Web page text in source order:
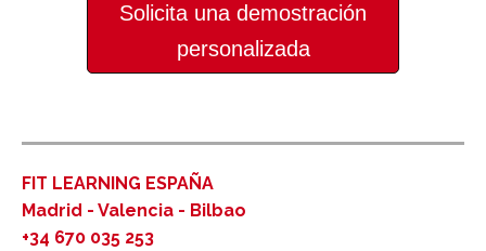
Solicita una demostración
personalizada
FIT LEARNING ESPAÑA
Madrid - Valencia - Bilbao
+34 670 035 253